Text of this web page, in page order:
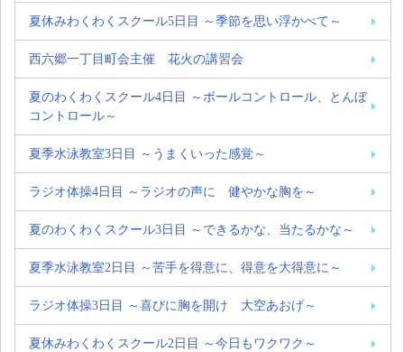
夏休みわくわくスクール5日目 ～季節を思い浮かべて～
西六郷一丁目町会主催 花火の講習会
夏のわくわくスクール4日目 ～ボールコントロール、とんぼ
コントロール～
夏季水泳教室3日目 ～うまくいった感覚～
ラジオ体操4日目 ～ラジオの声に 健やかな胸を～
夏のわくわくスクール3日目 ～できるかな、当たるかな～
夏季水泳教室2日目 ～苦手を得意に、得意を大得意に～
ラジオ体操3日目 ～喜びに胸を開け 大空あおげ～
夏休みわくわくスクール2日目 ～今日もワクワク～